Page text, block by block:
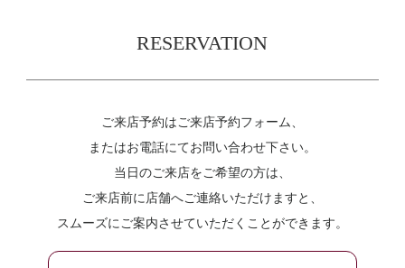
RESERVATION
ご来店予約はご来店予約フォーム、
またはお電話にてお問い合わせ下さい。
当日のご来店をご希望の方は、
ご来店前に店舗へご連絡いただけますと、
スムーズにご案内させていただくことができます。